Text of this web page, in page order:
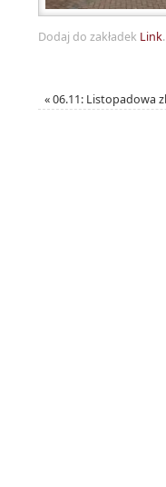
Dodaj do zakładek Link.
«06.11: Listopadowa